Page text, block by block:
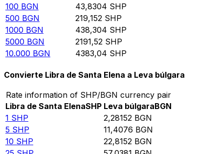
100 BGN 43,8304 SHP
500 BGN 219,152 SHP
1000 BGN 438,304 SHP
5000 BGN 2191,52 SHP
10.000 BGN 4383,04 SHP
Convierte Libra de Santa Elena a Leva búlgara
Rate information of SHP/BGN currency pair
Libra de Santa ElenaSHP Leva búlgaraBGN
1 SHP 2,28152 BGN
5 SHP 11,4076 BGN
10 SHP 22,8152 BGN